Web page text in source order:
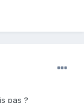
pas ?